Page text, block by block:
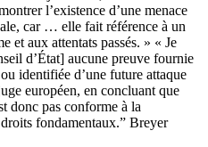
l’existence d’une menace
car … elle fait référence à un
et aux attentats passés. » « Je
d’État] aucune preuve fournie
identifiée d’une future attaque
européen, en concluant que
donc pas conforme à la
fondamentaux.” Breyer